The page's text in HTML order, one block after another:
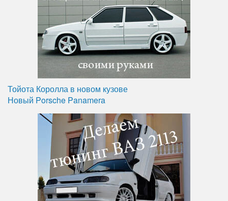
Тойота Королла в новом кузове
Новый Porsche Panamera